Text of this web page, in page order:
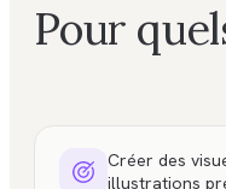
Pour
Créer des
illustrations